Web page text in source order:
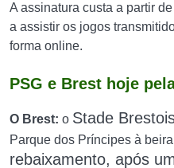
A assinatura custa a partir
a assistir os jogos
forma online.
PSG e Brest hoje
O Brest: o Stade
Parque dos Príncipes à beira
rebaixamento, após